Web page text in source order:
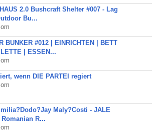
2.0 Bushcraft Shelter #007 - Lag
Bu...
BUNKER #012 | EINRICHTEN | BETT
| ESSEN...
wenn DIE PARTEI regiert
Maly?Costi - JALE
R...